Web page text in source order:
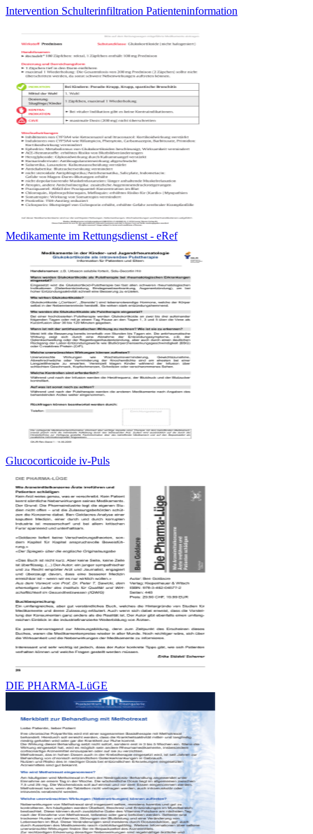
Intervention Schulterinfiltration Patienteninformation
Medikamente im Rettungsdienst - eRef
Glucocorticoide iv-Puls
DIE PHARMA-LüGE